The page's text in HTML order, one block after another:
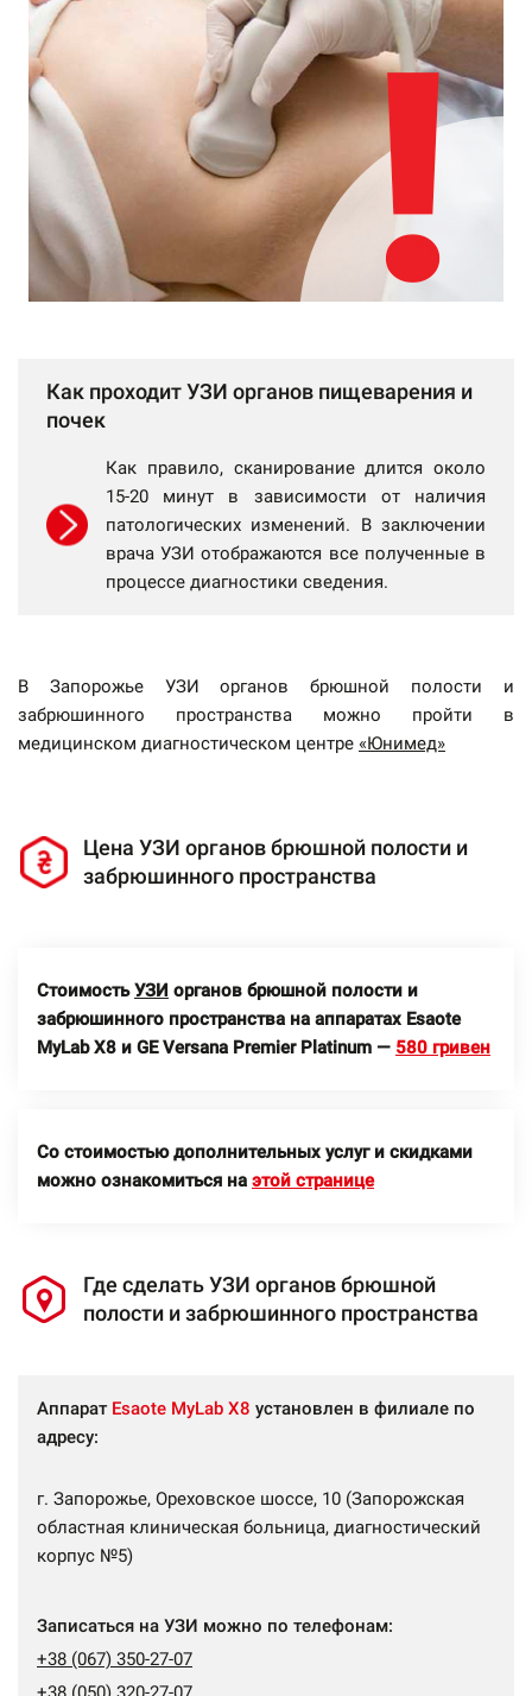
Как проходит УЗИ органов пищеварения и
почек
Как правило, сканирование длится около
15-20 минут в зависимости от наличия
патологических изменений. В заключении
врача УЗИ отображаются все полученные в
процессе диагностики сведения.
В Запорожье УЗИ органов брюшной полости и
забрюшинного пространства можно пройти в
медицинском диагностическом центре «Юнимед»
Цена УЗИ органов брюшной полости и
забрюшинного пространства
СтоимостьУЗИ органов брюшной полости и
забрюшинного пространства на аппаратах Esaote
MyLab X8 и GE Versana Premier Platinum — 580 гривен
Со стоимостью дополнительных услуг и скидками
можно ознакомиться на этой странице
Где сделать УЗИ органов брюшной
полости и забрюшинного пространства
Аппарат Esaote MyLab X8 установлен в филиале по
адресу:
г. Запорожье, Ореховское шоссе, 10 (Запорожская
областная клиническая больница, диагностический
корпус №5)
Записаться на УЗИ можно по телефонам:
+38 (067) 350-27-07